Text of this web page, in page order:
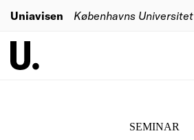
Uniavisen Københavns Universitet
SEMINAR